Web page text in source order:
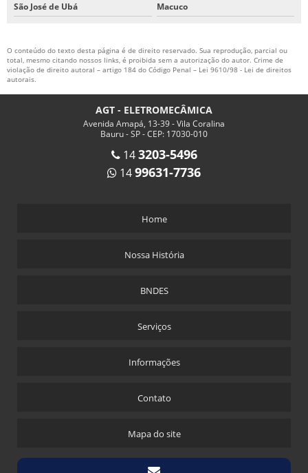
São José de Ubá Macuco
O conteúdo do texto desta página é de direito reservado. Sua reprodução, parcial ou
total, mesmo citando nossos links, é proibida sem a autorização do autor. Crime de
violação de direito autoral – artigo 184 do Código Penal – Lei 9610/98 - Lei de direitos
autorais.
AGT - ELETROMECÂMICA
Avenida Amapá, 13-39 - Vila Coralina
Bauru - SP - CEP: 17030-010
143203-5496
1499631-7736
Home
Nossa História
BNDES
Serviços
Informações
Contato
Mapa do site